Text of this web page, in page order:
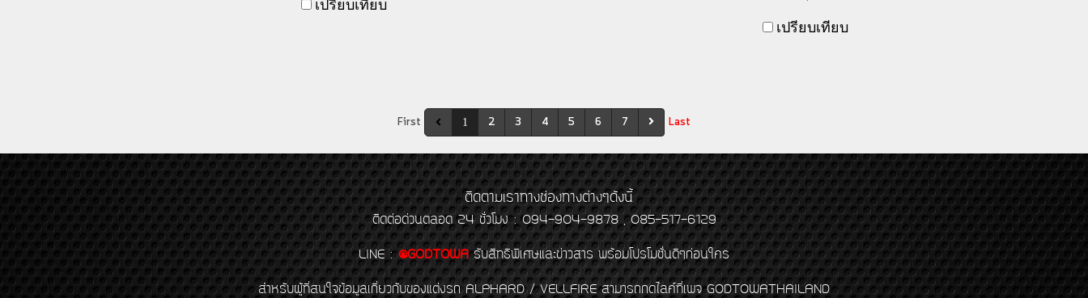
เปรียบเทียบ
เปรียบเทียบ
First 1 2 3 4 5 6 7 Last
ติดตามเราทางช่องทางต่างๆดังนี้
ติดต่อด่วนตลอด 24 ชั่วโมง : 094-904-9878 , 085-517-6129
LINE : @GODTOWA รับสิทธิพิเศษและข่าวสาร พร้อมโปรโมชั่นดีๆก่อนใคร
สำหรับผู้ที่สนใจข้อมูลเกี่ยวกับของแต่งรถ ALPHARD / VELLFIRE สามารถกดไลค์ที่เพจ GODTOWATHAILAND